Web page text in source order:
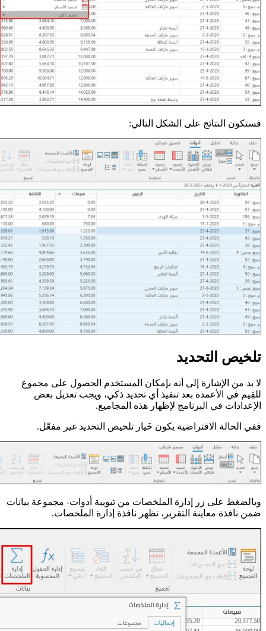
فستكون النتائج على الشكل التالي:
تلخيص التحديد
لا بد من الإشارة إلى أنه بإمكان المستخدم الحصول على مجموع
للقِيم في الأعمدة بعد تنفيذ أي تحديد ذكي، ويجب تعديل بعض
الإعدادات في البرنامج لإظهار هذه المجاميع.
ففي الحالة الافتراضية يكون خَيار تلخيص التحديد غير مفعّل.
وبالضغط على زر إدارة الملخصات من تبويبة أدوات- مجموعة بيانات
ضمن نافذة معاينة التقرير، تظهر نافذة إدارة الملخصات.